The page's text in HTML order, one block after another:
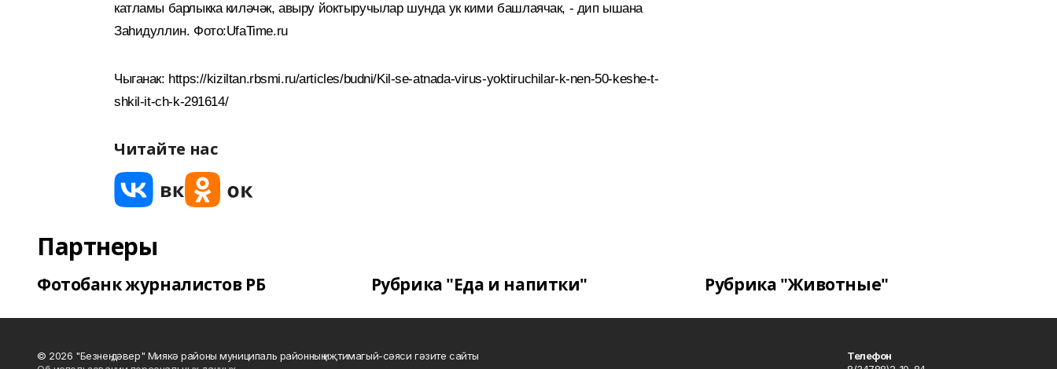
катламы барлыкка киләчәк, авыру йоктыручылар шунда ук кими башлаячак, - дип ышана
Заһидуллин. Фото:UfaTime.ru
Чыганак: https://kiziltan.rbsmi.ru/articles/budni/Kil-se-atnada-virus-yoktiruchilar-k-nen-50-keshe-t-
shkil-it-ch-k-291614/
Читайте нас
Партнеры
Фотобанк журналистов РБ Рубрика "Еда и напитки" Рубрика "Животные"
© 2026 "Безнең дәвер" Миякә районы муниципаль районның иҗтимагый-сәяси гәзите сайты
Телефон